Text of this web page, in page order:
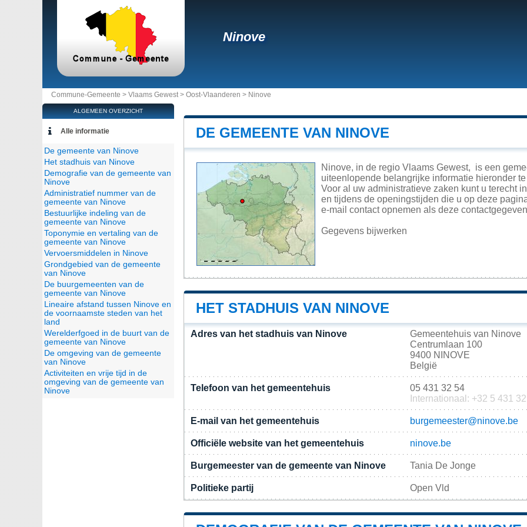
Ninove
Commune-Gemeente > Vlaams Gewest> Oost-Vlaanderen > Ninove
DE GEMEENTE VAN NINOVE
Ninove, in de regio Vlaams Gewest, is een
uiteenlopende belangrijke informatie hieronder
Voor al uw administratieve zaken kunt u terecht
en tijdens de openingstijden die u op deze
e-mail contact opnemen als deze
Gegevens bijwerken
HET STADHUIS VAN NINOVE
Adres van het stadhuis van Ninove
Gemeentehuis van Ninove
Centrumlaan 100
9400 NINOVE
België
Telefoon van het gemeentehuis
05 431 32 54
Internationaal: +32 5 431
E-mail van het gemeentehuis burgemeester@ninove.be
Officiële website van het gemeentehuis ninove.be
Burgemeester van de gemeente van Ninove Tania De Jonge
Politieke partij Open Vld
ALGEMEEN OVERZICHT
Alle informatie
De gemeente van Ninove
Het stadhuis van Ninove
Demografie van de gemeente van
Ninove
Administratief nummer van de
gemeente van Ninove
Bestuurlijke indeling van de
gemeente van Ninove
Toponymie en vertaling van de
gemeente van Ninove
Vervoersmiddelen in Ninove
Grondgebied van de gemeente
van Ninove
De buurgemeenten van de
gemeente van Ninove
Lineaire afstand tussen Ninove en
de voornaamste steden van het
land
Werelderfgoed in de buurt van de
gemeente van Ninove
De omgeving van de gemeente
van Ninove
Activiteiten en vrije tijd in de
omgeving van de gemeente van
Ninove